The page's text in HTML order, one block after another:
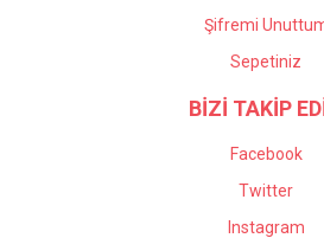
Şifremi
Sepetiniz
BİZİ TAKİP
Facebook
Twitter
Instagram